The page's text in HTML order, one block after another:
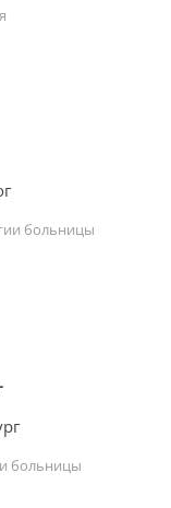
больницы
больницы